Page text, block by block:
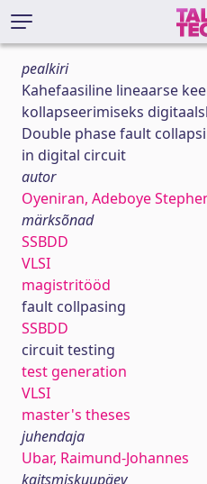
pealkiri
Kahefaasiline lineaarse
kollapseerimiseks
Double phase fault
in digital circuit
autor
Oyeniran, Adeboye
märksõnad
SSBDD
VLSI
magistritööd
fault collpasing
SSBDD
circuit testing
test generation
VLSI
master's theses
juhendaja
Ubar, Raimund-Johannes
kaitsmiskuupäev